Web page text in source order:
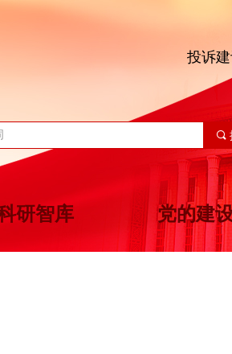
끠
投诉
研智库 党的建